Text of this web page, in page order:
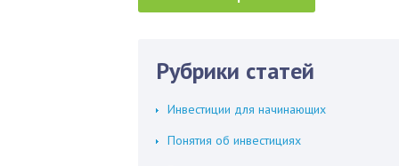
Рубрики статей
Инвестиции для начинающих
Понятия об инвестициях